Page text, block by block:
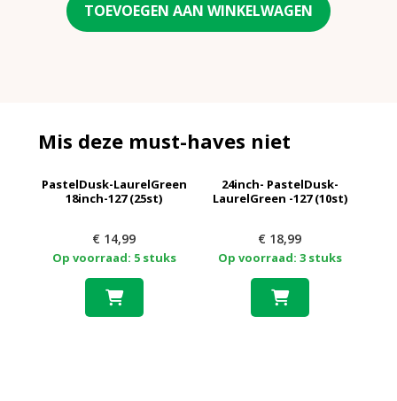
TOEVOEGEN AAN WINKELWAGEN
Mis deze must-haves niet
PastelDusk-LaurelGreen
18inch-127 (25st)
€ 14,99
Op voorraad: 5 stuks
24inch- PastelDusk-
LaurelGreen -127 (10st)
€ 18,99
Op voorraad: 3 stuks